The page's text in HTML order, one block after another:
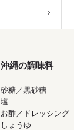
沖縄の調味料
砂糖／黒砂糖
塩
お酢／ドレッシング
しょうゆ